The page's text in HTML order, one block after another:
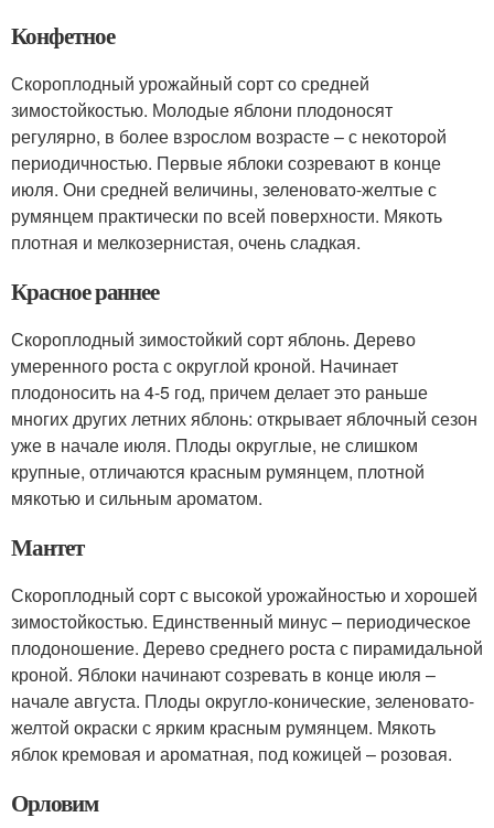
Конфетное
Скороплодный урожайный сорт со средней
зимостойкостью. Молодые яблони плодоносят
регулярно, в более взрослом возрасте – с некоторой
периодичностью. Первые яблоки созревают в конце
июля. Они средней величины, зеленовато-желтые с
румянцем практически по всей поверхности. Мякоть
плотная и мелкозернистая, очень сладкая.
Красное раннее
Скороплодный зимостойкий сорт яблонь. Дерево
умеренного роста с округлой кроной. Начинает
плодоносить на 4-5 год, причем делает это раньше
многих других летних яблонь: открывает яблочный сезон
уже в начале июля. Плоды округлые, не слишком
крупные, отличаются красным румянцем, плотной
мякотью и сильным ароматом.
Мантет
Скороплодный сорт с высокой урожайностью и хорошей
зимостойкостью. Единственный минус – периодическое
плодоношение. Дерево среднего роста с пирамидальной
кроной. Яблоки начинают созревать в конце июля –
начале августа. Плоды округло-конические, зеленовато-
желтой окраски с ярким красным румянцем. Мякоть
яблок кремовая и ароматная, под кожицей – розовая.
Орловим